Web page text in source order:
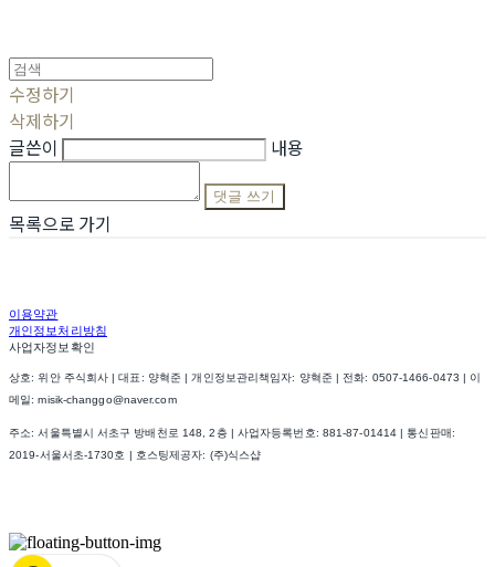
수정하기
삭제하기
글쓴이
내용
댓글 쓰기
목록으로 가기
이용약관
개인정보처리방침
사업자정보확인
상호: 위안 주식회사 | 대표: 양혁준 | 개인정보관리책임자: 양혁준 | 전화: 0507-1466-0473 | 이
메일: misik-changgo@naver.com
주소: 서울특별시 서초구 방배천로 148, 2층 | 사업자등록번호: 881-87-01414 | 통신판매:
2019-서울서초-1730호
| 호스팅제공자: (주)식스샵